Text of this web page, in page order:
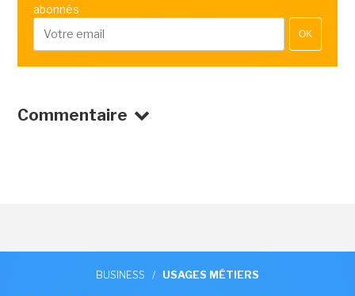
abonnés
OK
Commentaire
BUSINESS / USAGES MÉTIERS